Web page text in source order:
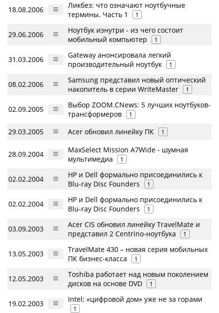
18.08.2006
Ликбез: что означают ноутбучные
термины. Часть 1
1
29.06.2006
Ноутбук изнутри - из чего состоит
мобильный компьютер
1
31.03.2006
Gateway анонсировала легкий
производительный ноутбук
1
08.02.2006
Samsung представил новый оптический
накопитель в серии WriteMaster
1
02.09.2005
Выбор ZOOM.CNews: 5 лучших ноутбуков-
трансформеров
1
29.03.2005 Acer обновил линейку ПК 1
28.09.2004
MaxSelect Mission A7Wide - шумная
мультимедиа
1
02.02.2004
HP и Dell формально присоединились к
Blu-ray Disc Founders
1
02.02.2004
HP и Dell формально присоединились к
Blu-ray Disc Founders
1
03.09.2003
Acer CIS обновил линейку TravelMate и
представил 2 Centrino-ноутбука
1
13.05.2003
TravelMate 430 – новая серия мобильных
ПК бизнес-класса
1
12.05.2003
Toshiba работает над новым поколением
дисков на основе DVD
1
19.02.2003 Intel: «цифровой дом» уже не за горами
1